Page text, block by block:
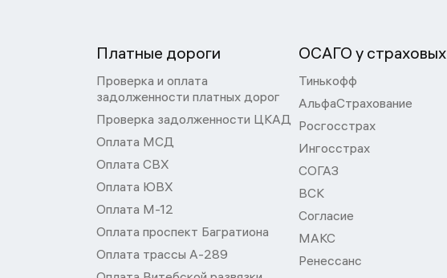
Платные дороги
Проверка и оплата
задолженности платных дорог
Проверка задолженности ЦКАД
Оплата МСД
Оплата СВХ
Оплата ЮВХ
Оплата М-12
Оплата проспект Багратиона
Оплата трассы А-289
ОСАГО у страховых
Тинькофф
АльфаСтрахование
Росгосстрах
Ингосстрах
СОГАЗ
ВСК
Согласие
МАКС
Ренессанс